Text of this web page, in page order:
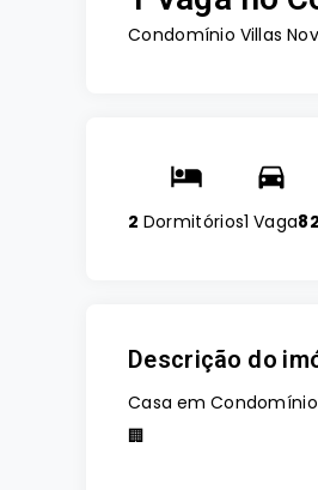
Condomínio Villas
2 Dormitórios1 Vaga
Descrição do
Casa em Condomínio
🏢